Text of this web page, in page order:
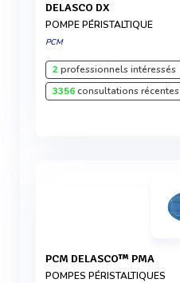
DELASCO DX
POMPE PÉRISTALTIQUE
PCM
2professionnels intéressés
3356consultations récentes
PCM DELASCO™ PMA
POMPES PÉRISTALTIQUES